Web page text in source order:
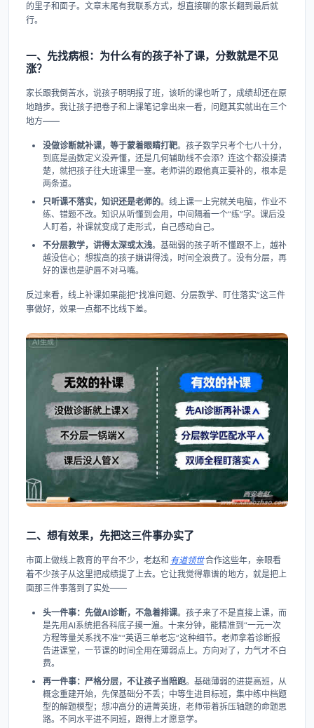
的里子和面子。文章末尾有我联系方式，想直接聊的家长翻到最后就
行。
一、先找病根：为什么有的孩子补了课，分数就是不见
涨？
家长跟我倒苦水，说孩子明明报了班，该听的课也听了，成绩却还在原
地踏步。我让孩子把卷子和上课笔记拿出来一看，问题其实就出在三个
地方——
没做诊断就补课，等于蒙着眼睛打靶。孩子数学只考个七八十分，
到底是函数定义没弄懂，还是几何辅助线不会添？连这个都没摸清
楚，就把孩子往大班课里一塞。老师讲的跟他真正要补的，根本是
两条道。
只听课不落实，知识还是老师的。线上课一上完就关电脑，作业不
练、错题不改。知识从听懂到会用，中间隔着一个“练”字。课后没
人盯着，补课就变成了走形式，自己感动自己。
不分层教学，讲得太深或太浅。基础弱的孩子听不懂跟不上，越补
越没信心；想拔高的孩子嫌讲得浅，时间全浪费了。没有分层，再
好的课也是驴唇不对马嘴。
反过来看，线上补课如果能把“找准问题、分层教学、盯住落实”这三件
事做好，效果一点都不比线下差。
二、想有效果，先把这三件事办实了
市面上做线上教育的平台不少，老赵和 有道领世合作这些年，亲眼看
着不少孩子从这里把成绩提了上去。它让我觉得靠谱的地方，就是把上
面那三件事落到了实处——
头一件事：先做AI诊断，不急着排课。孩子来了不是直接上课，而
是先用AI系统把各科底子摸一遍。十来分钟，能精准到“一元一次
方程等量关系找不准”“英语三单老忘”这种细节。老师拿着诊断报
告进课堂，一节课的时间全用在薄弱点上。方向对了，力气才不白
费。
再一件事：严格分层，不让孩子当陪跑。基础薄弱的进提高班，从
概念重建开始，先保基础分不丢；中等生进目标班，集中练中档题
型的解题模型；想冲高分的进菁英班，老师带着拆压轴题的命题思
路。不同水平进不同班，跟得上才愿意学。